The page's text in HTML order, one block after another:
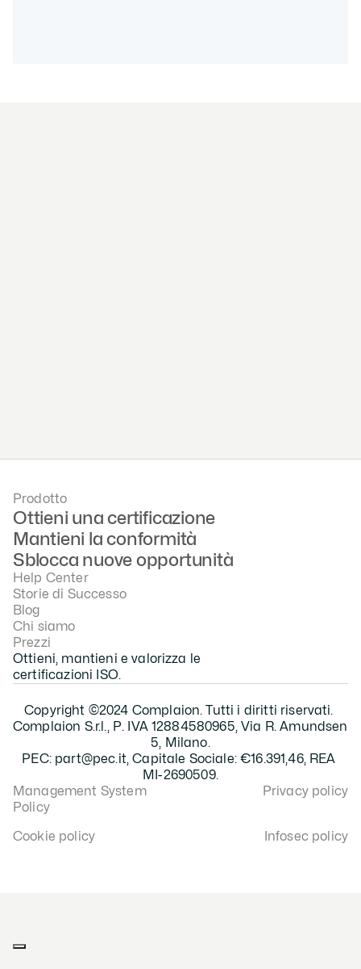
Ottieni, mantieni e valorizza le
certificazioni ISO.
Prodotto
Ottieni una certificazione
Mantieni la conformità
Sblocca nuove opportunità
Help Center
Storie di Successo
Blog
Chi siamo
Prezzi
Copyright ©2024 Complaion. Tutti i diritti riservati.
Complaion S.r.l., P. IVA 12884580965, Via R. Amundsen
5, Milano.
PEC: part@pec.it, Capitale Sociale: €16.391,46, REA
MI-2690509.
Management System
Policy
Privacy policy
Cookie policy Infosec policy